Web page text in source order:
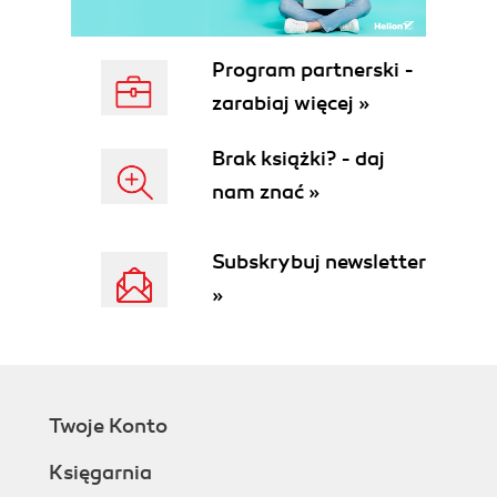
Menu obrazkowe (88)
Menu stołu graficznego (89)
Menu boczne (90)
Okna dialogowe (90)
Kursor (90)
Ekran tekstowy (91)
Jak komunikować się z programem (91)
Globalny Układ Współrzędnych - WCS (93)
Współrzędne (94)
Program partnerski -
zarabiaj więcej »
Brak książki? - daj
nam znać »
Subskrybuj newsletter
»
Twoje Konto
Księgarnia